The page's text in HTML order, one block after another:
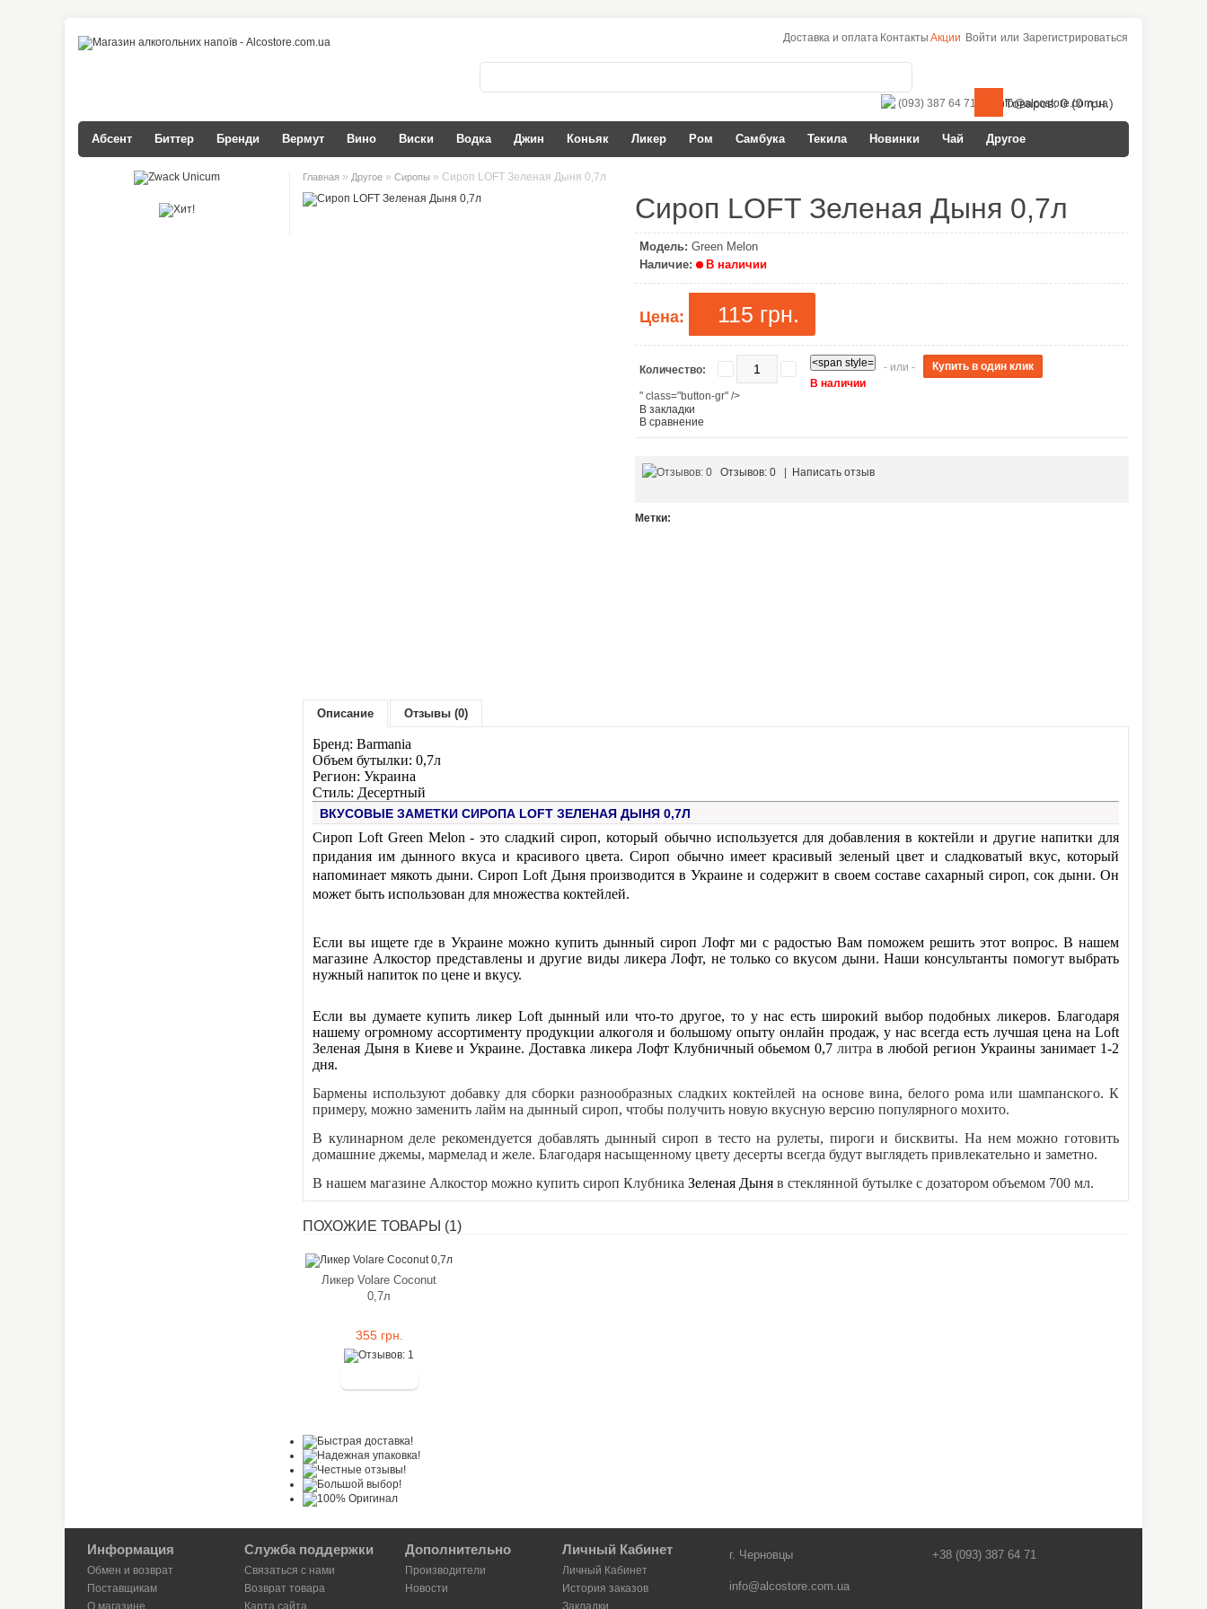
Доставка и оплата Контакты Акции Войти или Зарегистрироваться
(093) 387 64 71 info@alcostore.com.ua
Товаров: 0 (0 грн.)
Абсент Биттер Бренди Вермут Вино Виски Водка Джин Коньяк Ликер Ром Самбука Текила Новинки Чай Другое
Главная » Другое » Сиропы » Сироп LOFT Зеленая Дыня 0,7л
Сироп LOFT Зеленая Дыня 0,7л
Модель: Green Melon
Наличие:
В наличии
Цена: 115 грн.
Количество:
В наличии
" class="button-gr" />
- или -
В закладки
В сравнение
Отзывов: 0 Написать отзыв
Метки:
Описание Отзывы (0)
Бренд: Barmania
Объем бутылки: 0,7л
Регион: Украина
Стиль: Десертный
ВКУСОВЫЕ ЗАМЕТКИ СИРОПА LOFT ЗЕЛЕНАЯ ДЫНЯ 0,7Л
Сироп Loft Green Melon - это сладкий сироп, который обычно используется для добавления в коктейли и другие напитки для
придания им дынного вкуса и красивого цвета. Сироп обычно имеет красивый зеленый цвет и сладковатый вкус, который
напоминает мякоть дыни. Сироп Loft Дыня производится в Украине и содержит в своем составе сахарный сироп, сок дыни. Он
может быть использован для множества коктейлей.
Если вы ищете где в Украине можно купить дынный сироп Лофт ми с радостью Вам поможем решить этот вопрос. В нашем
магазине Алкостор представлены и другие виды ликера Лофт, не только со вкусом дыни. Наши консультанты помогут выбрать
нужный напиток по цене и вкусу.
Если вы думаете купить ликер Loft дынныйили что-то другое, то у нас есть широкий выбор подобных ликеров. Благодаря
нашему огромному ассортименту продукции алкоголя и большому опыту онлайн продаж, у нас всегда есть лучшая цена на Loft
Зеленая Дыня в Киеве и Украине. Доставка ликера Лофт Клубничныйобьемом 0,7литра в любой регион Украины занимает 1-2
дня.
Бармены используют добавку для сборки разнообразных сладких коктейлей на основе вина, белого рома или шампанского. К
примеру, можно заменить лайм на дынный сироп, чтобы получить новую вкусную версию популярного мохито.
В кулинарном деле рекомендуется добавлять дынный сироп в тесто на рулеты, пироги и бисквиты. На нем можно готовить
домашние джемы, мармелад и желе. Благодаря насыщенному цвету десерты всегда будут выглядеть привлекательно и заметно.
В нашем магазине Алкостор можно купить сироп Клубника Зеленая Дыня в стеклянной бутылке с дозатором объемом 700 мл.
ПОХОЖИЕ ТОВАРЫ (1)
Ликер Volare Coconut
0,7л
355 грн.
Информация
Обмен и возврат
Поставщикам
О магазине
Служба поддержки
Связаться с нами
Возврат товара
Карта сайта
Дополнительно
Производители
Новости
Личный Кабинет
Личный Кабинет
История заказов
Закладки
г. Черновцы +38 (093) 387 64 71
info@alcostore.com.ua